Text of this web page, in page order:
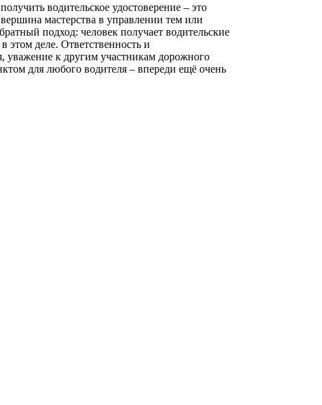
водительское удостоверение – это
мастерства в управлении тем или
подход: человек получает водительские
этом деле. Ответственность и
уважение к другим участникам дорожного
для любого водителя – впереди ещё очень